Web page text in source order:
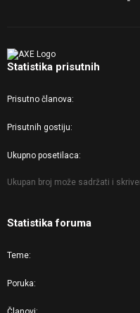
Statistika prisutnih
Prisutno članova
Prisutnih gostiju
Ukupno posetilaca
Ukupan broj može sadržati i
Statistika foruma
Teme
Poruka